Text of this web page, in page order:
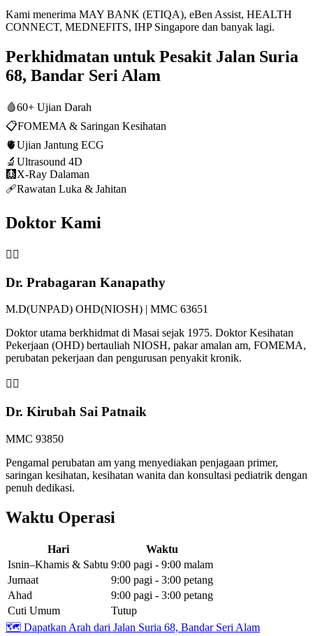
Kami menerima MAY BANK (ETIQA), eBen Assist, HEALTH
CONNECT, MEDNEFITS, IHP Singapore dan banyak lagi.
Perkhidmatan untuk Pesakit Jalan Suria
68, Bandar Seri Alam
🩸60+ Ujian Darah
📋FOMEMA & Saringan Kesihatan
🫀Ujian Jantung ECG
🔬 Ultrasound 4D
🩻 X-Ray Dalaman
🩹Rawatan Luka & Jahitan
Doktor Kami
👨‍⚕️
Dr. Prabagaran Kanapathy
M.D(UNPAD) OHD(NIOSH) | MMC 63651
Doktor utama berkhidmat di Masai sejak 1975. Doktor Kesihatan
Pekerjaan (OHD) bertauliah NIOSH, pakar amalan am, FOMEMA,
perubatan pekerjaan dan pengurusan penyakit kronik.
👩‍⚕️
Dr. Kirubah Sai Patnaik
MMC 93850
Pengamal perubatan am yang menyediakan penjagaan primer,
saringan kesihatan, kesihatan wanita dan konsultasi pediatrik dengan
penuh dedikasi.
Waktu Operasi
Hari
Waktu
Isnin–Khamis & Sabtu 9:00 pagi - 9:00 malam
Jumaat
9:00 pagi - 3:00 petang
Ahad
9:00 pagi - 3:00 petang
Cuti Umum
Tutup
🗺️ Dapatkan Arah dari Jalan Suria 68, Bandar Seri Alam